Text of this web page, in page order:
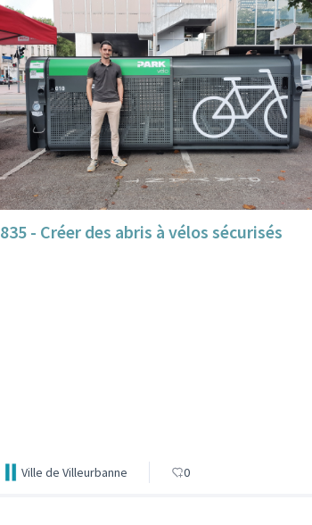
835 - Créer des abris à vélos sécurisés
Ville de Villeurbanne 0